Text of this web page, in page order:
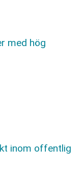
med hög
inom offentlig